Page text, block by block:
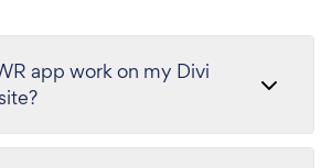
app work on my Divi